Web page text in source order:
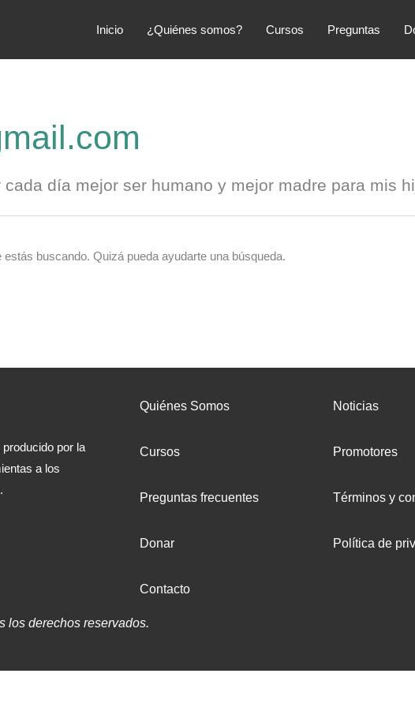
Inicio ¿Quiénes somos? Cursos Preguntas
día mejor ser humano y mejor madre para mis
buscando. Quizá pueda ayudarte una búsqueda.
por la
a los
Quiénes Somos
Cursos
Preguntas frecuentes
Donar
Contacto
Noticias
Promotores
Términos y
Política de
los derechos reservados.